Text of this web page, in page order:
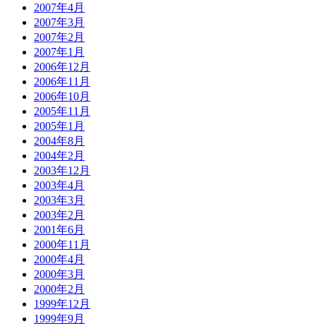
2007年4月
2007年3月
2007年2月
2007年1月
2006年12月
2006年11月
2006年10月
2005年11月
2005年1月
2004年8月
2004年2月
2003年12月
2003年4月
2003年3月
2003年2月
2001年6月
2000年11月
2000年4月
2000年3月
2000年2月
1999年12月
1999年9月